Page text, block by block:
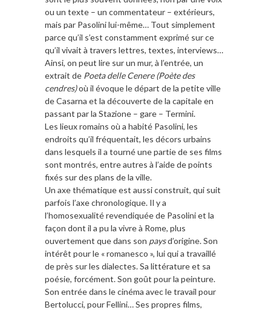
ou un texte – un commentateur – extérieurs,
mais par Pasolini lui-même… Tout simplement
parce qu’il s’est constamment exprimé sur ce
qu’il vivait à travers lettres, textes, interviews…
Ainsi, on peut lire sur un mur, à l’entrée, un
extrait de Poeta delle Cenere (Poète des
cendres)où il évoque le départ de la petite ville
de Casarna et la découverte de la capitale en
passant par la Stazione – gare – Termini.
Les lieux romains où a habité Pasolini, les
endroits qu’il fréquentait, les décors urbains
dans lesquels il a tourné une partie de ses films
sont montrés, entre autres à l’aide de points
fixés sur des plans de la ville.
Un axe thématique est aussi construit, qui suit
parfois l’axe chronologique. Il y a
l’homosexualité revendiquée de Pasolini et la
façon dont il a pu la vivre à Rome, plus
ouvertement que dans son paysd’origine. Son
intérêt pour le « romanesco », lui qui a travaillé
de près sur les dialectes. Sa littérature et sa
poésie, forcément. Son goût pour la peinture.
Son entrée dans le cinéma avec le travail pour
Bertolucci, pour Fellini… Ses propres films,